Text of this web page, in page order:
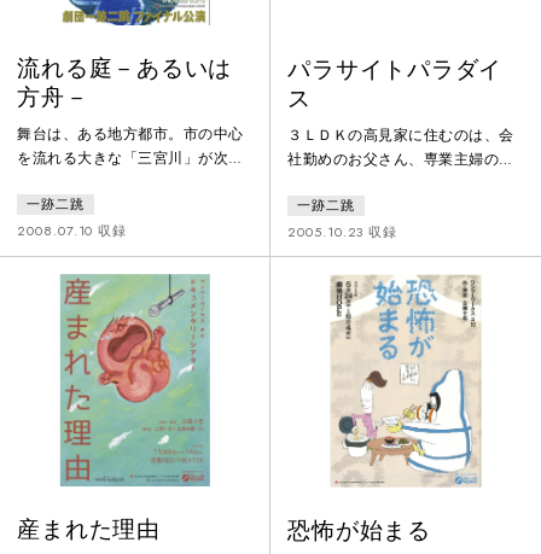
流れる庭－あるいは
方舟－
舞台は、ある地方都市。市の中心
を流れる大きな「三宮川」が次第
対策課では避難勧告の決断が下せ
ない。やがて支流が氾濫、やがて
一気に水かさを増した三宮川が決
壊し、市役所へとあっという間に
押し寄せてくる……。「災害対策
の危うさ」をベースに描きなが
ら、「非常事態が迫っていること
を人はなぜ実感できないのか」
「その想像力の欠如の原因となっ
ているものは何か」。自然災害を
目の前にしなが
一跡二跳
2008.07.10 収録
パラサイトパラダイ
ス
３ＬＤＫの高見家に住むのは、会
社勤めのお父さん、専業主婦のお
ンの娘、大学生の息子。一見どこ
にでもありそうなフツーの一家だ
が、ある日、お母さんのお母さん
が、アキレス腱を切ったことを理
由に同居を求めてやってくる。な
んとか同居を断りたい高見家だっ
たが、追い打ちをかけるようにお
父さんのお父さんまでもが独り暮
らしの家を売り払い、同居を求め
て乗り込んで来てしまう。ずるず
ると窮屈な
一跡二跳
2005.10.23 収録
産まれた理由 恐怖が始まる